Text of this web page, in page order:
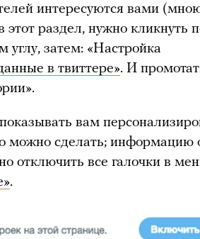
интересуются вами
раздел, нужно кликнуть
углу, затем: «Настройка
в твиттере». И
вам
можно сделать; информацию
отключить все галочки в
.